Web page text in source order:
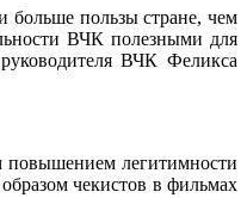
больше пользы стране, чем
ВЧК полезными для
ВЧК Феликса
повышением легитимности
чекистов в фильмах